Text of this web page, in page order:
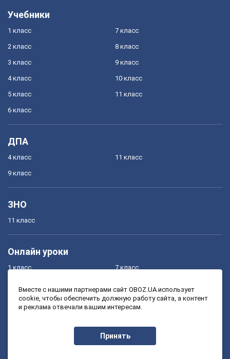
Учебники
1 класс
2 класс
3 класс
4 класс
5 класс
6 класс
7 класс
8 класс
9 класс
10 класс
11 класс
ДПА
4 класс
9 класс
11 класс
ЗНО
11 класс
Онлайн уроки
1 класс
3 класс
7 класс
9 класс
Вместе с нашими партнерами сайт OBOZ.UA использует
cookie, чтобы обеспечить должную работу сайта, а контент
и реклама отвечали вашим интересам.
Принять